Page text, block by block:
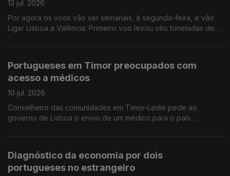
13 jul. 2026
Por agora os voos vão ser semanais, à segunda-feira, e vão
Ligar Lisboa a Valência. Primeiro voo levou oito toneladas de
Portugueses em Timor preocupados com
acesso a médicos
10 jul. 2026
Conselheiro das comunidades em Timor-Leste pede ao
governo de Lisboa o envio de um médico para o país.
Diagnóstico da economia por dois
portugueses no estrangeiro